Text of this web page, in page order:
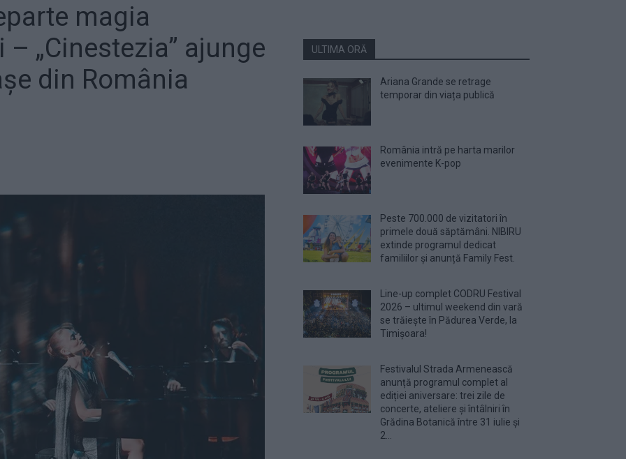
magia
„Cinestezia” ajunge
din România
ULTIMA ORĂ
Ariana Grande se retrage
temporar din viața publică
România intră pe harta marilor
evenimente K-pop
Peste 700.000 de vizitatori în
primele două săptămâni. NIBIRU
extinde programul dedicat
familiilor și anunță Family Fest.
Line-up complet CODRU Festival
2026 – ultimul weekend din vară
se trăiește în Pădurea Verde, la
Timișoara!
Festivalul Strada Armenească
anunță programul complet al
ediției aniversare: trei zile de
concerte, ateliere și întâlniri în
Grădina Botanică între 31 iulie și
2...